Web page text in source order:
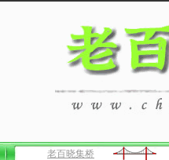
老百晓集桥